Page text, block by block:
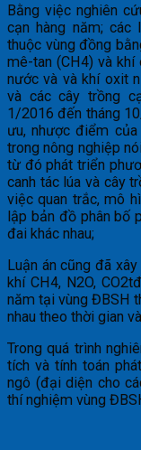
Bằng việc nghiên
cạn hàng năm; các
thuộc vùng đồng
mê-tan (CH4) và
nước và và khí oxit
và các cây trồng
1/2016 đến tháng
ưu, nhược điểm
trong nông nghiệp
từ đó phát triển
canh tác lúa và cây
việc quan trắc, mô
lập bản đồ phân bố
đai khác nhau;
Luận án cũng đã
khí CH4, N2O,
năm tại vùng ĐBSH
nhau theo thời gian
Trong quá trình
tích và tính toán
ngô (đại diện cho
thí nghiệm vùng